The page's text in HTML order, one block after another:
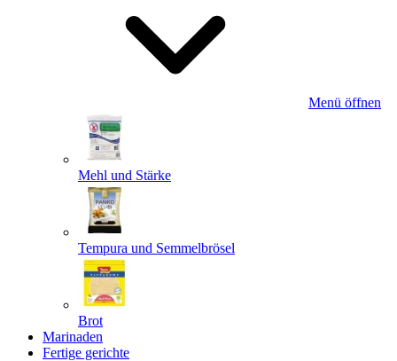
Menü öffnen
Mehl und Stärke
Tempura und Semmelbrösel
Brot
Marinaden
Fertige gerichte